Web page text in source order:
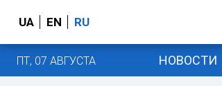
UA EN RU
ПТ, 07 АВГУСТА НОВОСТИ